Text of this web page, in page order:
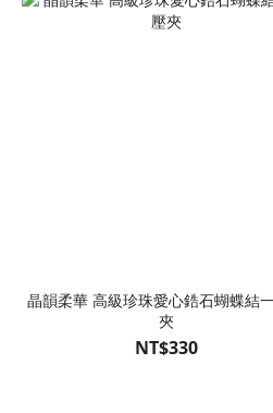
晶韻柔華 高級珍珠愛心鋯石蝴蝶結
夾
NT$330